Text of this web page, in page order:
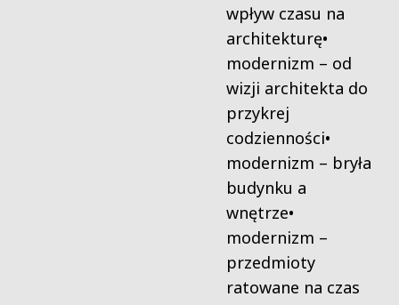
wpływ czasu na
architekturę•
modernizm – od
wizji architekta do
przykrej
codzienności•
modernizm – bryła
budynku a
wnętrze•
modernizm –
przedmioty
ratowane na czas